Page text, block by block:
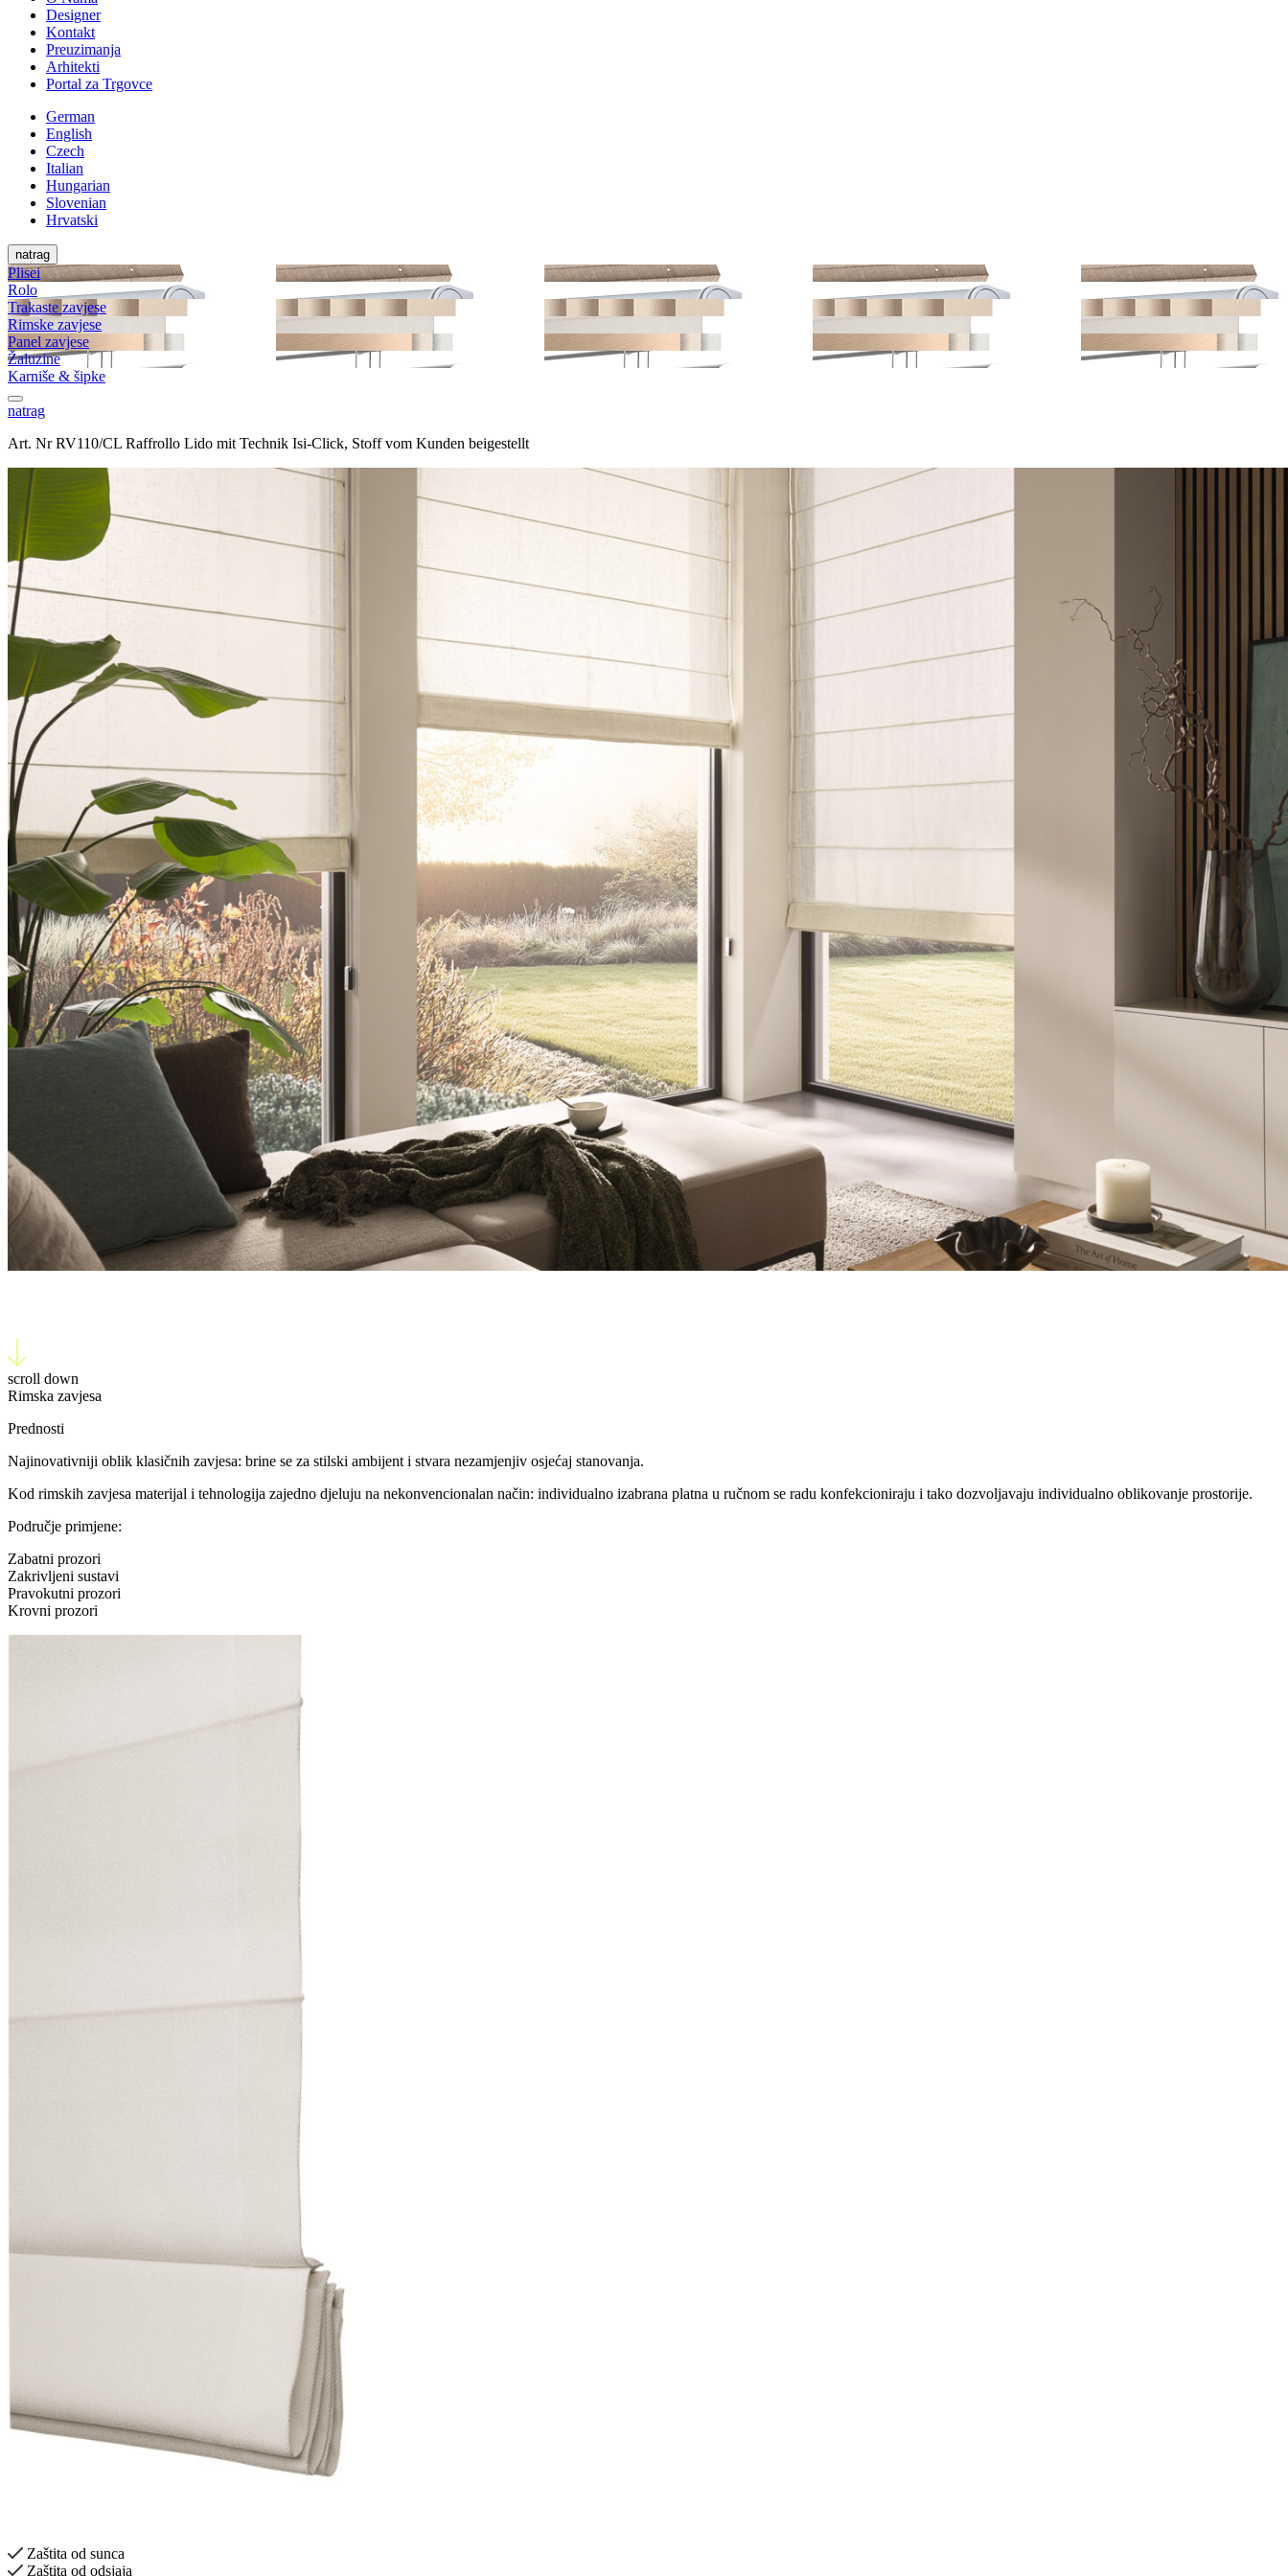
Designer
Kontakt
Preuzimanja
Arhitekti
Portal za Trgovce
German
English
Czech
Italian
Hungarian
Slovenian
Hrvatski
natrag
Plisei
Rolo
Trakaste zavjese
Rimske zavjese
Panel zavjese
Žaluzine
Karniše & šipke
natrag
Art. Nr RV110/CL Raffrollo Lido mit Technik Isi-Click, Stoff vom Kunden beigestellt
scroll down
Rimska zavjesa
Prednosti
Najinovativniji oblik klasičnih zavjesa: brine se za stilski ambijent i stvara nezamjenjiv osjećaj stanovanja.
Kod rimskih zavjesa materijal i tehnologija zajedno djeluju na nekonvencionalan način: individualno izabrana platna u ručnom se radu konfekcioniraju i tako dozvoljavaju individualno oblikovanje prostorije.
Područje primjene:
Zabatni prozori
Zakrivljeni sustavi
Pravokutni prozori
Krovni prozori
Zaštita od sunca
Zaštita od odsjaja